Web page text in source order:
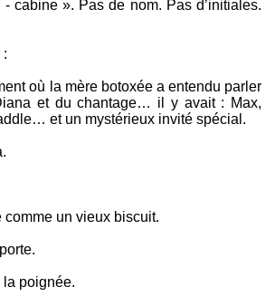
cabine ». Pas de nom. Pas d’initiales.
:
où la mère botoxée a entendu parler
et du chantage… il y avait : Max,
et un mystérieux invité spécial.
comme un vieux biscuit.
la poignée.